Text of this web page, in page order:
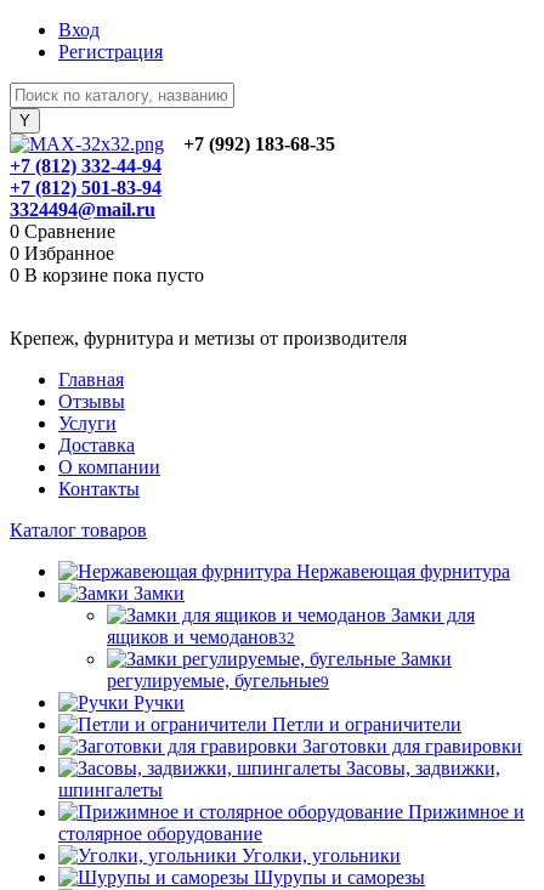
Вход
Регистрация
+7 (992) 183-68-35
+7 (812) 332-44-94
+7 (812) 501-83-94
3324494@mail.ru
0 Сравнение
0 Избранное
0 В корзине пока пусто
Крепеж, фурнитура и метизы от производителя
Главная
Отзывы
Услуги
Доставка
О компании
Контакты
Каталог товаров
Нержавеющая фурнитура
Замки
Замки для
ящиков и чемоданов32
Замки
регулируемые, бугельные9
Ручки
Петли и ограничители
Заготовки для гравировки
Засовы, задвижки,
шпингалеты
Прижимное и
столярное оборудование
Уголки, угольники
Шурупы и саморезы